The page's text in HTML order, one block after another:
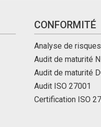
CONFORMITÉ
Analyse de
Audit de maturité
Audit de maturité
Audit ISO 27001
Certification ISO